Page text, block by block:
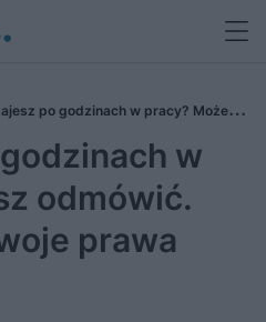
po godzinach w pracy? Możesz
w
odmówić.
prawa